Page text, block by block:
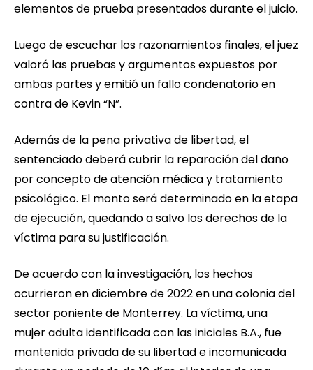
elementos de prueba presentados durante el juicio.
Luego de escuchar los razonamientos finales, el juez
valoró las pruebas y argumentos expuestos por
ambas partes y emitió un fallo condenatorio en
contra de Kevin “N”.
Además de la pena privativa de libertad, el
sentenciado deberá cubrir la reparación del daño
por concepto de atención médica y tratamiento
psicológico. El monto será determinado en la etapa
de ejecución, quedando a salvo los derechos de la
víctima para su justificación.
De acuerdo con la investigación, los hechos
ocurrieron en diciembre de 2022 en una colonia del
sector poniente de Monterrey. La víctima, una
mujer adulta identificada con las iniciales B.A., fue
mantenida privada de su libertad e incomunicada